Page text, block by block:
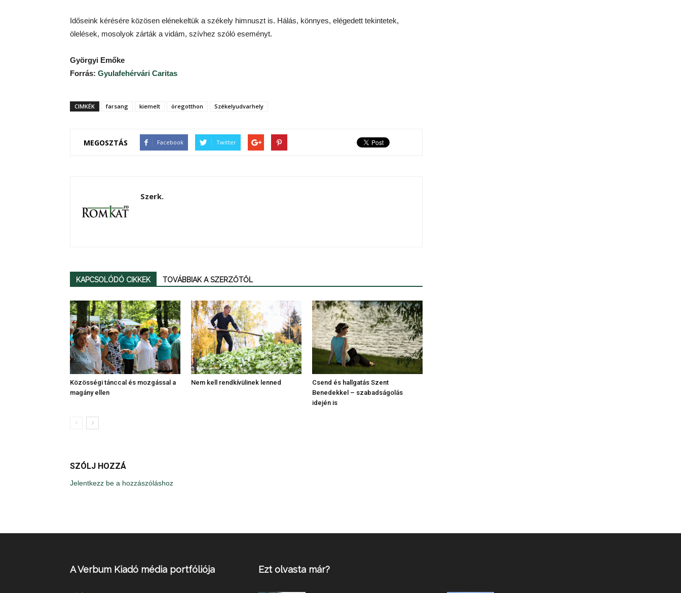
Időseink kérésére közösen elénekeltük a székely himnuszt is. Hálás, könnyes, elégedett tekintetek,
ölelések, mosolyok zárták a vidám, szívhez szóló eseményt.
Györgyi Emőke
Forrás: Gyulafehérvári Caritas
CIMKÉK farsang kiemelt öregotthon Székelyudvarhely
MEGOSZTÁS Facebook Twitter
Szerk.
KAPCSOLÓDÓ CIKKEK TOVÁBBIAK A SZERZŐTŐL
Közösségi tánccal és mozgással a
magány ellen
Nem kell rendkívülinek lenned
Csend és hallgatás Szent
Benedekkel – szabadságolás
idején is
SZÓLJ HOZZÁ
Jelentkezz be a hozzászóláshoz
A Verbum Kiadó média portfóliója Ezt olvasta már?